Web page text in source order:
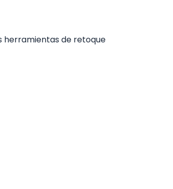
herramientas de retoque